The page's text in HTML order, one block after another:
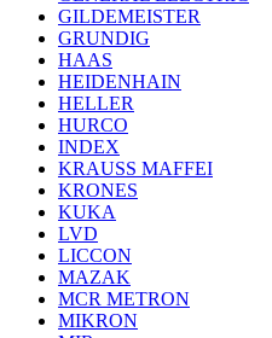
GILDEMEISTER
GRUNDIG
HAAS
HEIDENHAIN
HELLER
HURCO
INDEX
KRAUSS MAFFEI
KRONES
KUKA
LVD
LICCON
MAZAK
MCR METRON
MIKRON